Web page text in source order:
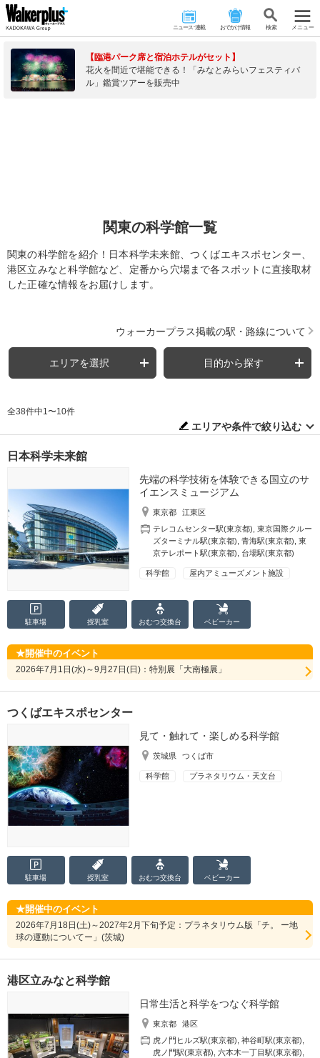
ニュース･連載 おでかけ情報 検 索 メニュー
【臨港パーク席と宿泊ホテルがセット】
花火を間近で堪能できる！「みなとみらいフェスティバ
ル」鑑賞ツアーを販売中
関東の科学館一覧
関東の科学館を紹介！日本科学未来館、つくばエキスポセンター、
港区立みなと科学館など、定番から穴場まで各スポットに直接取材
した正確な情報をお届けします。
ウォーカープラス掲載の駅・路線について
エリアを選択 目的から探す
全38件中1〜10件
エリアや条件で絞り込む
日本科学未来館
先端の科学技術を体験できる国立のサ
イエンスミュージアム
東京都
江東区
テレコムセンター駅(東京都) ,東京国際クルー
ズターミナル駅(東京都) ,青海駅(東京都) ,東
京テレポート駅(東京都)
台場駅(東京都)
科学館 屋内アミューズメント施設
駐車場 授乳室 おむつ交換台 ベビーカー
開催中のイベント
2026年7月1日(水)～9月27日(日)：特別展「大南極展」
つくばエキスポセンター
見て・触れて・楽しめる科学館
茨城県 つくば市
科学館 プラネタリウム・天文台
駐車場 授乳室 おむつ交換台 ベビーカー
開催中のイベント
2026年7月18日(土)～2027年2月下旬予定：プラネタリウム版「チ。 ー地
球の運動についてー」(茨城)
港区立みなと科学館
日常生活と科学をつなぐ科学館
東京都
港区
虎ノ門ヒルズ駅(東京都) ,神谷町駅(東京都)
虎ノ門駅(東京都) ,六本木一丁目駅(東京都)